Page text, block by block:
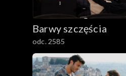
Barwy szczęścia
odc. 2585